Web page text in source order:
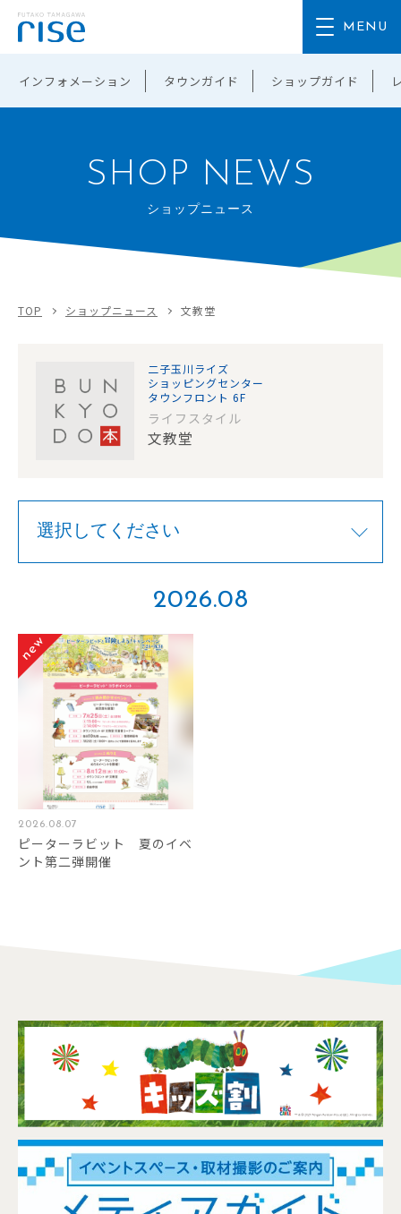
インフォメーション タウンガイド ショップガイド
SHOP NEWS
ショップニュース
TOP ショップニュース 文教堂
二子玉川ライズ
ショッピングセンター
タウンフロント 6F
ライフスタイル
文教堂
2026.08
2026.08.07
ピーターラビット 夏のイベ
ント第二弾開催